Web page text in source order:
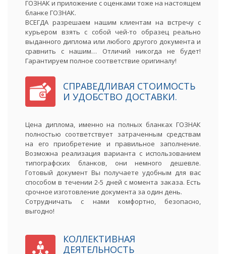
ГОЗНАК и приложение с оценками тоже на настоящем
бланке ГОЗНАК.
ВСЕГДА разрешаем нашим клиентам на встречу с
курьером взять с собой чей-то образец реально
выданного диплома или любого другого документа и
сравнить с нашим… Отличий никогда не будет!
Гарантируем полное соответствие оригиналу!
СПРАВЕДЛИВАЯ СТОИМОСТЬ
И УДОБСТВО ДОСТАВКИ.
Цена диплома, именно на полных бланках ГОЗНАК
полностью соответствует затраченным средствам
на его приобретение и правильное заполнение.
Возможна реализация варианта с использованием
типографских бланков, они немного дешевле.
Готовый документ Вы получаете удобным для вас
способом в течении 2-5 дней с момента заказа. Есть
срочное изготовление документа за один день.
Сотрудничать с нами комфортно, безопасно,
выгодно!
КОЛЛЕКТИВНАЯ
ДЕЯТЕЛЬНОСТЬ